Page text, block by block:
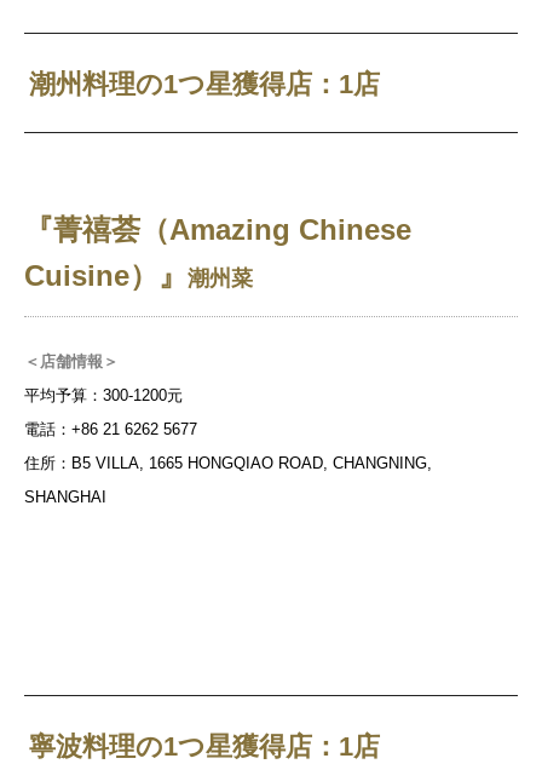
潮州料理の1つ星獲得店：1店
『菁禧荟（Amazing Chinese
Cuisine）』
潮州菜
＜店舗情報＞
平均予算：300-1200元
電話：+86 21 6262 5677
住所：B5 VILLA, 1665 HONGQIAO ROAD, CHANGNING,
SHANGHAI
寧波料理の1つ星獲得店：1店